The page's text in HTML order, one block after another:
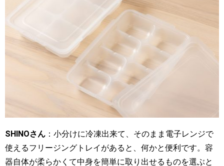
SHINOさん ：小分けに冷凍出来て、そのまま電子レンジで
使えるフリージングトレイがあると、何かと便利です。容
器自体が柔らかくて中身を簡単に取り出せるものを選ぶと